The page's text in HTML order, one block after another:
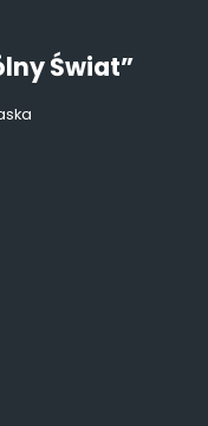
Świat”